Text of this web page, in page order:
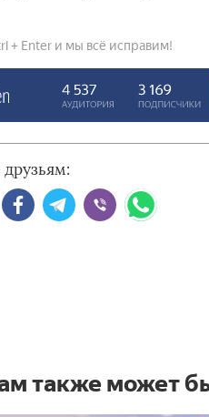
+ Enter и мы всё исправим!
друзьям:
также может